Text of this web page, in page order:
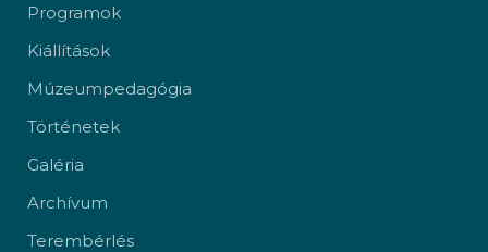
Programok
Kiállítások
Múzeumpedagógia
Történetek
Galéria
Archívum
Terembérlés